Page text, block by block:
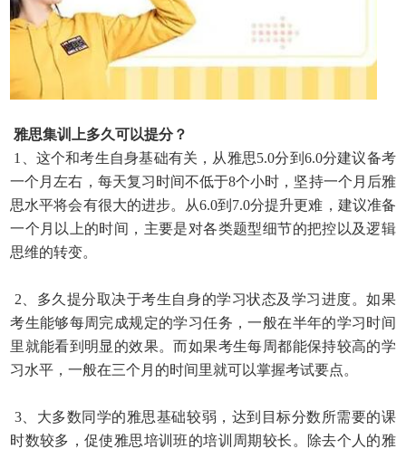
雅思集训上多久可以提分？
1、这个和考生自身基础有关，从雅思5.0分到6.0分建议备考
一个月左右，每天复习时间不低于8个小时，坚持一个月后雅
思水平将会有很大的进步。从6.0到7.0分提升更难，建议准备
一个月以上的时间，主要是对各类题型细节的把控以及逻辑
思维的转变。
2、多久提分取决于考生自身的学习状态及学习进度。如果
考生能够每周完成规定的学习任务，一般在半年的学习时间
里就能看到明显的效果。而如果考生每周都能保持较高的学
习水平，一般在三个月的时间里就可以掌握考试要点。
3、大多数同学的雅思基础较弱，达到目标分数所需要的课
时数较多，促使雅思培训班的培训周期较长。除去个人的雅